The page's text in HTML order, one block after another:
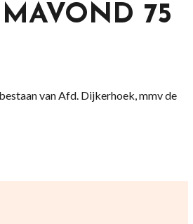
75
van Afd. Dijkerhoek, mmv de